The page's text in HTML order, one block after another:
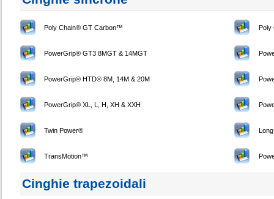
Poly Chain® GT Carbon™ Poly
PowerGrip® GT3 8MGT & 14MGT
PowerGrip® HTD® 8M, 14M & 20M
PowerGrip® XL, L, H, XH & XXH
Twin Power®
TransMotion™
Cinghie trapezoidali